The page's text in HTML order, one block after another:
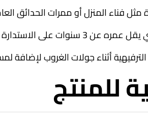
المنزل أو ممرات الحدائق العامة
استخدام المقود والدواسة بنفسه.
للمنتج